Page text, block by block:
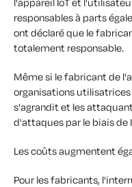
responsables à parts
ont déclaré que le
totalement responsable.
Même si le fabricant de
organisations
s'agrandit et les
d'attaques par le biais de
Les coûts augmentent
Pour les fabricants,